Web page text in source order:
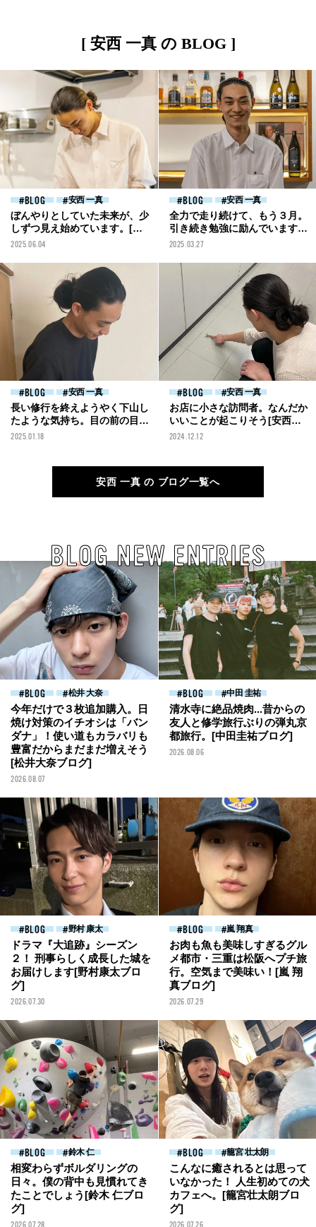
[ 安西 一真 の BLOG ]
BLOG 安西 一真
ぼんやりとしていた未来が、少
しずつ見え始めています。[安
西一真ブログ]
2025.06.04
BLOG 安西 一真
全力で走り続けて、もう３月。
引き続き勉強に励んでいます
[安西一真ブログ]
2025.03.27
BLOG 安西 一真
長い修行を終えようやく下山し
たような気持ち。目の前の目標
に向けて進んでいきたい[安西
2025.01.18
BLOG 安西 一真
お店に小さな訪問者。なんだか
いいことが起こりそう[安西一
真ブログ]
2024.12.12
安西 一真 の ブログ一覧へ
BLOG NEW ENTRIES
BLOG 松井 大奈
今年だけで３枚追加購入。日
焼け対策のイチオシは「バン
ダナ」！使い道もカラバリも
豊富だからまだまだ増えそう
[松井大奈ブログ]
2026.08.07
BLOG 中田 圭祐
清水寺に絶品焼肉...昔からの
友人と修学旅行ぶりの弾丸京
都旅行。[中田圭祐ブログ]
2026.08.06
BLOG 野村 康太
ドラマ『大追跡』シーズン
２！ 刑事らしく成長した城を
お届けします[野村康太ブロ
グ]
2026.07.30
BLOG 嵐 翔真
お肉も魚も美味しすぎるグル
メ都市・三重は松阪へプチ旅
行。空気まで美味い！[嵐 翔
真ブログ]
2026.07.29
BLOG 鈴木 仁
相変わらずボルダリングの
日々。僕の背中も見慣れてき
たことでしょう[鈴木 仁ブロ
グ]
2026.07.28
BLOG 籠宮 壮太朗
こんなに癒されるとは思って
いなかった！ 人生初めての犬
カフェへ。[籠宮壮太朗ブロ
グ]
2026.07.26